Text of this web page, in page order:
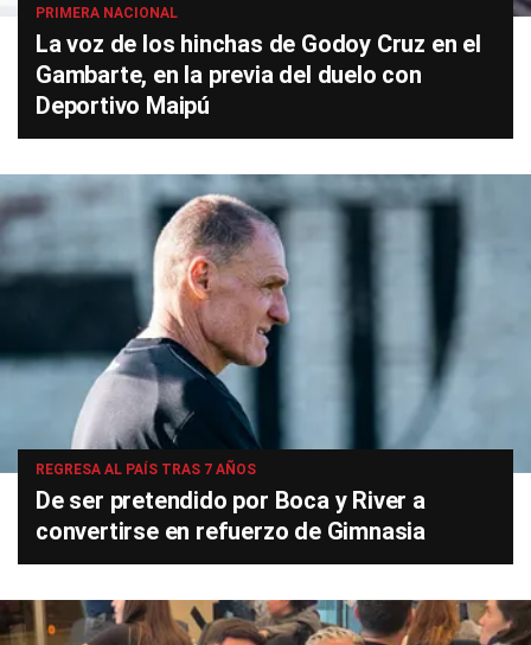
PRIMERA NACIONAL
La voz de los hinchas de Godoy Cruz en el
Gambarte, en la previa del duelo con
Deportivo Maipú
REGRESA AL PAÍS TRAS 7 AÑOS
De ser pretendido por Boca y River a
convertirse en refuerzo de Gimnasia